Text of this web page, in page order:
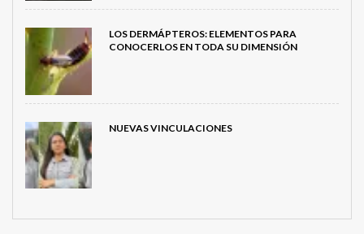
LOS DERMÁPTEROS: ELEMENTOS PARA
CONOCERLOS EN TODA SU DIMENSIÓN
NUEVAS VINCULACIONES